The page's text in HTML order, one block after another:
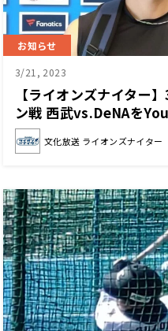
お知らせ
3/21, 2023
【ライオンズナイター
ン戦 西武vs.DeNAを
ンターネットラジオで配
缶バッジもプレゼント！
文化放送 ライオンズナイター